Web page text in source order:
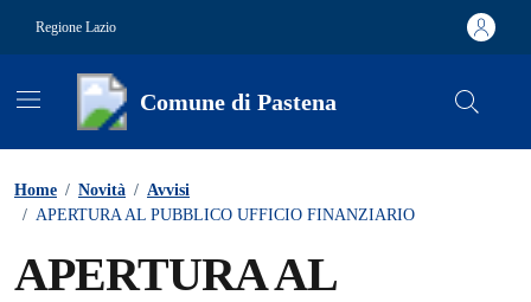
Regione Lazio
Comune di Pastena
Home / Novità / Avvisi
/ APERTURA AL PUBBLICO UFFICIO FINANZIARIO
APERTURA AL